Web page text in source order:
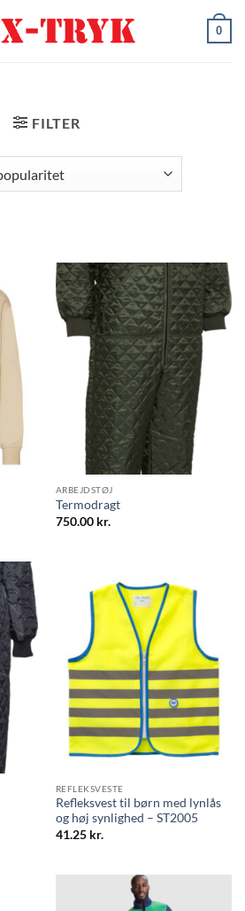
0
FILTER
ARBEJDSTØJ
Termodragt
750.00 kr.
REFLEKSVESTE
Refleksvest til børn med lynlås
og høj synlighed – ST2005
41.25 kr.